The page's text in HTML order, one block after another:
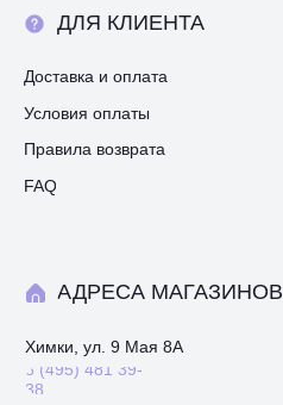
Доставка и оплата
Условия оплаты
ДЛЯ КЛИЕНТА
FAQ
АДРЕСА МАГАЗИНОВ
Правила возврата
8 (495) 481 39-
38
Химки, ул. 9 Мая 8А